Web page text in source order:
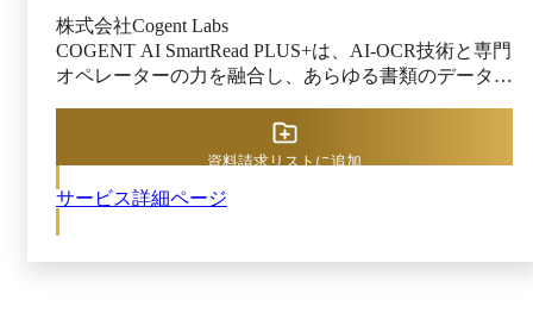
管※2が必要です。 電子帳簿保存法対応サービ
スであるPFU｢あんしんエビデンス管理｣や、 リ
コージャパン｢RICOH コンテンツ活用 & 業務効
のデータ登録を簡単に実行できる｢登録ツール｣を
ご用意しています。 ｢登録ツール｣を利用する
タ連携が可能です。 ※2 電子帳簿保存法スキャナ
株式会社Cogent Labs
COGENT AI SmartRead PLUS+は、AI-OCR技術と専門
オペレーターの力を融合し、あらゆる書類のデータ化
や請求書、納品書、証明書、報告書など、形式を問わ
ず幅広い紙帳票や手書き書類を扱い、書類の引き取り
オペレーターによる内容確認・補正まで一貫して対応
サービス詳細ページ
資料請求リストに追加